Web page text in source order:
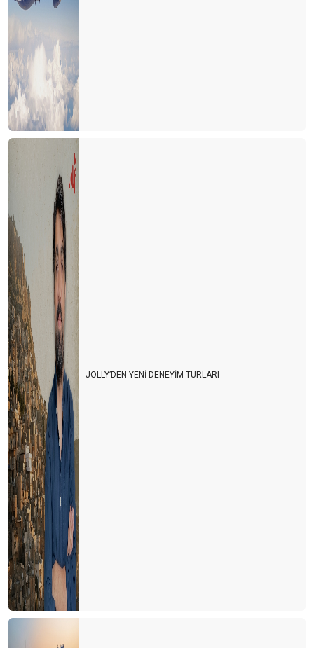
JOLLY’DEN YENİ DENEYİM TURLARI